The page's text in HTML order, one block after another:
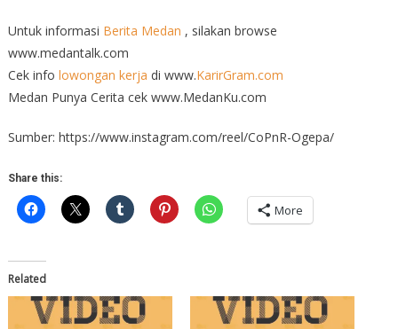
Untuk informasi Berita Medan , silakan browse
www.medantalk.com
Cek info lowongan kerja di www.KarirGram.com
Medan Punya Cerita cek www.MedanKu.com
Sumber: https://www.instagram.com/reel/CoPnR-Ogepa/
Share this:
More
Related